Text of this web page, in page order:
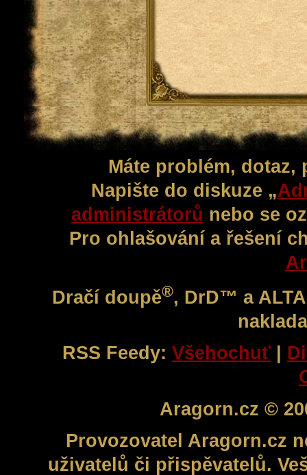
Máte problém,
Napište do diskuze „
administrátorů nebo se
Pro ohlašování a řešení
Dračí doupě®, DrD™ a
RSS Feedy: Všehochuť
Aragorn.cz ©
Provozovatel Aragorn.cz
uživatelů či přispěvatelů.